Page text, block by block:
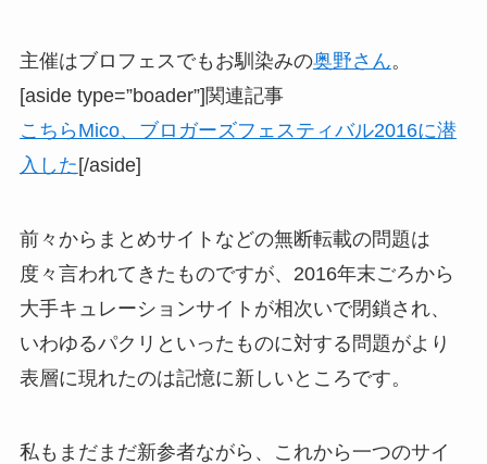
主催はブロフェスでもお馴染みの奥野さん。
[aside type=”boader”]関連記事
こちらMico、ブロガーズフェスティバル2016に潜
入した[/aside]
前々からまとめサイトなどの無断転載の問題は
度々言われてきたものですが、2016年末ごろから
大手キュレーションサイトが相次いで閉鎖され、
いわゆるパクリといったものに対する問題がより
表層に現れたのは記憶に新しいところです。
私もまだまだ新参者ながら、これから一つのサイ